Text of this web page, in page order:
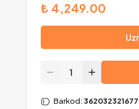
₺ 4,249.00
Barkod:362032321677